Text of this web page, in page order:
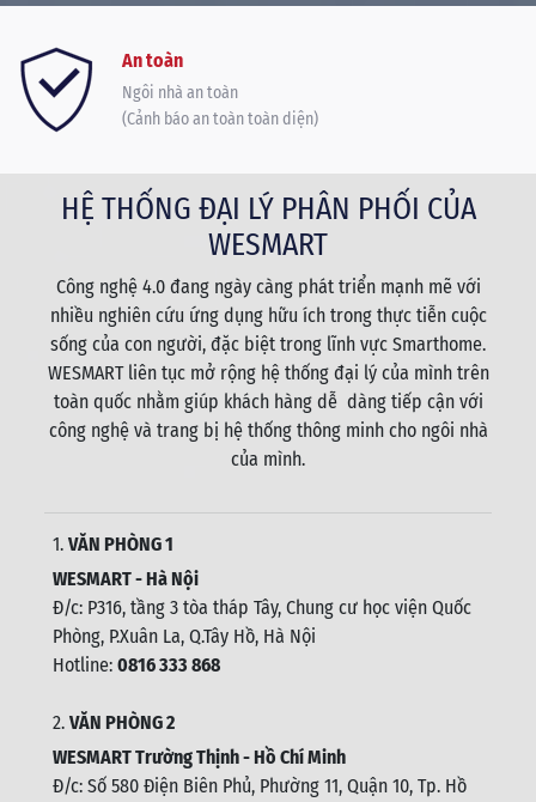
An toàn
Ngôi nhà an toàn
(Cảnh báo an toàn toàn diện)
HỆ THỐNG ĐẠI LÝ PHÂN PHỐI CỦA
WESMART
Công nghệ 4.0 đang ngày càng phát triển mạnh mẽ với
nhiều nghiên cứu ứng dụng hữu ích trong thực tiễn cuộc
sống của con người, đặc biệt trong lĩnh vực Smarthome.
WESMART liên tục mở rộng hệ thống đại lý của mình trên
toàn quốc nhằm giúp khách hàng dễ dàng tiếp cận với
công nghệ và trang bị hệ thống thông minh cho ngôi nhà
của mình.
1. VĂN PHÒNG 1
WESMART - Hà Nội
Đ/c: P316, tầng 3 tòa tháp Tây, Chung cư học viện Quốc
Phòng, P.Xuân La, Q.Tây Hồ, Hà Nội
Hotline: 0816 333 868
2. VĂN PHÒNG 2
WESMART Trường Thịnh - Hồ Chí Minh
Đ/c: Số 580 Điện Biên Phủ, Phường 11, Quận 10, Tp. Hồ